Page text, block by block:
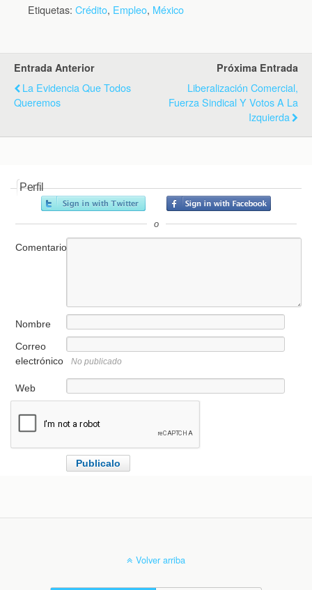
Etiquetas: Crédito, Empleo, México
Entrada Anterior
La Evidencia Que Todos
Queremos
Próxima Entrada
Liberalización Comercial,
Fuerza Sindical Y Votos A La
Izquierda
Perfil
o
Comentario
Nombre
Correo
electrónico
No publicado
Web
Volver arriba